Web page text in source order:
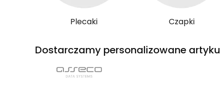
Plecaki Czapki
Dostarczamy personalizowane